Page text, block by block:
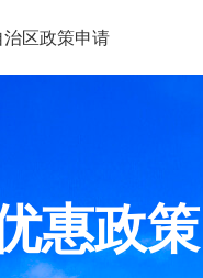
区政策申请
惠政策